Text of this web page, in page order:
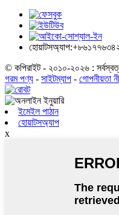
© কপিরাইট - ২০১০-২০২৬ :
গরম পণ্য - সাইটম্যাপ - গোপনীয়তা
ইমেইল পাঠান
হোয়াটসঅ্যাপ
x